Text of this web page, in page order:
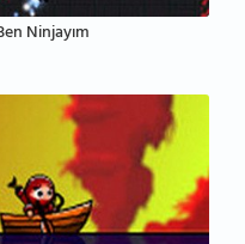
Ninjayım